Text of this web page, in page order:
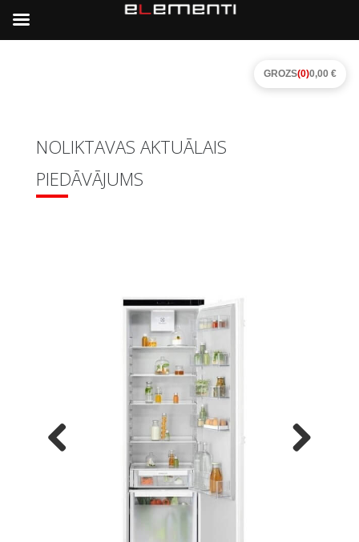
NOLIKTAVAS AKTUĀLAIS
PIEDĀVĀJUMS
GROZS(0)0,00 €